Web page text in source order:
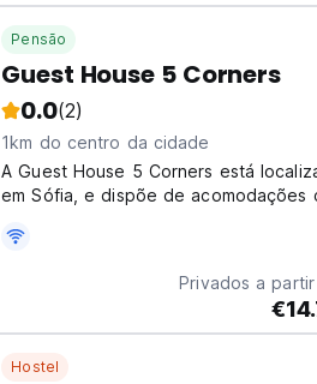
Pensão
Guest House 5 Corners
0.0(2)
1km do centro da cidade
A Guest House 5 Corners está
em Sófia, e dispõe de acomodações
necessitam de alojamento económico
Privados a
Hostel